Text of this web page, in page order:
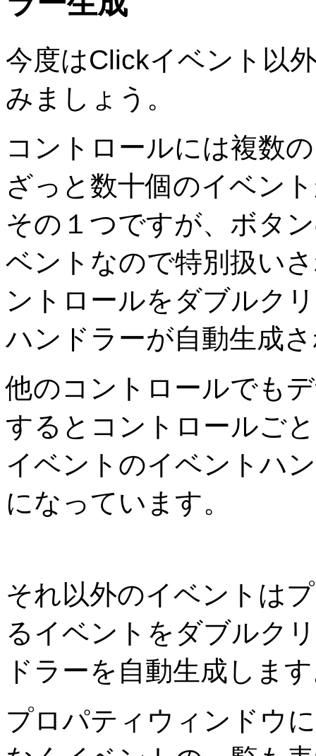
今度はClickイベント以
みましょう。
コントロールには複数
ざっと数十個のイベン
その１つですが、ボタ
ベントなので特別扱い
ントロールをダブルク
ハンドラーが自動生成
他のコントロールでも
するとコントロールご
イベントのイベントハ
になっています。
それ以外のイベントは
るイベントをダブルク
ドラーを自動生成しま
プロパティウィンドウ